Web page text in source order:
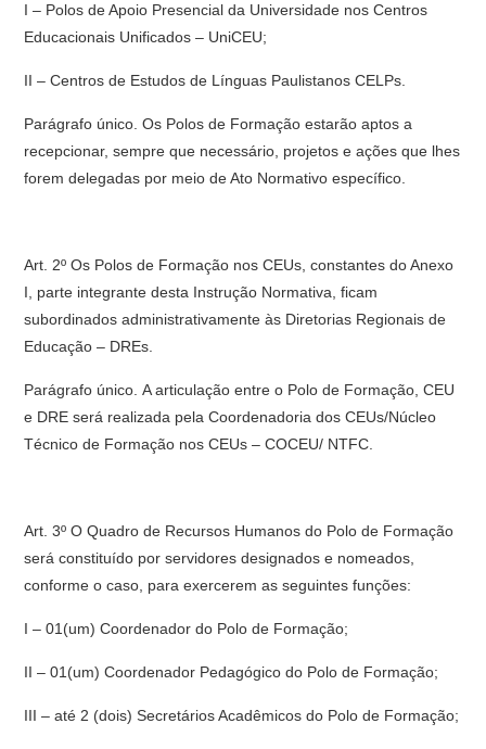
I – Polos de Apoio Presencial da Universidade nos Centros
Educacionais Unificados – UniCEU;
II – Centros de Estudos de Línguas Paulistanos CELPs.
Parágrafo único. Os Polos de Formação estarão aptos a
recepcionar, sempre que necessário, projetos e ações que lhes
forem delegadas por meio de Ato Normativo específico.
Art. 2º Os Polos de Formação nos CEUs, constantes do Anexo
I, parte integrante desta Instrução Normativa, ficam
subordinados administrativamente às Diretorias Regionais de
Educação – DREs.
Parágrafo único. A articulação entre o Polo de Formação, CEU
e DRE será realizada pela Coordenadoria dos CEUs/Núcleo
Técnico de Formação nos CEUs – COCEU/ NTFC.
Art. 3º O Quadro de Recursos Humanos do Polo de Formação
será constituído por servidores designados e nomeados,
conforme o caso, para exercerem as seguintes funções:
I – 01(um) Coordenador do Polo de Formação;
II – 01(um) Coordenador Pedagógico do Polo de Formação;
III – até 2 (dois) Secretários Acadêmicos do Polo de Formação;